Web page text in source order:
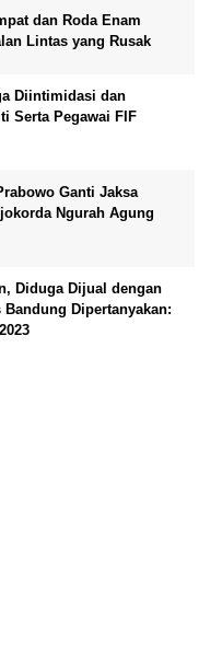
dan Roda Enam
Lintas yang Rusak
Diintimidasi dan
Serta Pegawai FIF
Ganti Jaksa
Ngurah Agung
Diduga Dijual dengan
Dipertanyakan: